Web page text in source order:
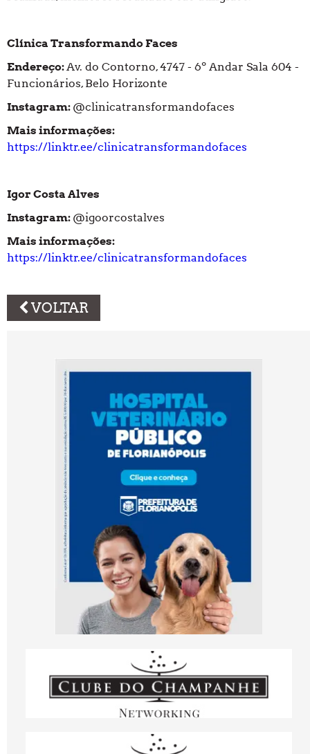
Clínica Transformando Faces
Endereço: Av. do Contorno, 4747 - 6º Andar Sala 604 -
Funcionários, Belo Horizonte
Instagram: @clinicatransformandofaces
Mais informações:
https://linktr.ee/clinicatransformandofaces
Igor Costa Alves
Instagram: @igoorcostalves
Mais informações:
https://linktr.ee/clinicatransformandofaces
VOLTAR